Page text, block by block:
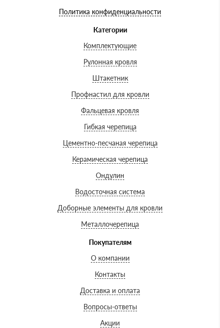
Политика конфиденциальности
Категории
Комплектующие
Рулонная кровля
Штакетник
Профнастил для кровли
Фальцевая кровля
Гибкая черепица
Цементно-песчаная черепица
Керамическая черепица
Ондулин
Водосточная система
Доборные элементы для кровли
Металлочерепица
Покупателям
О компании
Контакты
Доставка и оплата
Вопросы-ответы
Акции